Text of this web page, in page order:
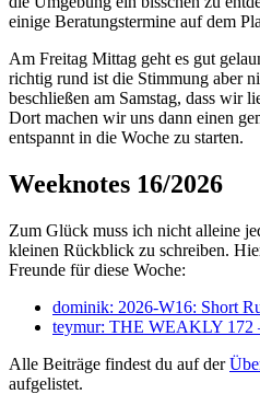
einige Beratungstermine auf dem
Am Freitag Mittag geht es gut
richtig rund ist die Stimmung aber
beschließen am Samstag, dass wir
Dort machen wir uns dann einen
entspannt in die Woche zu starten.
Weeknotes 16/2026
Zum Glück muss ich nicht alleine
kleinen Rückblick zu schreiben.
Freunde für diese Woche:
dominik: 2026-W16: Short
teymur: THE WEAKLY
Alle Beiträge findest du auf der
aufgelistet.